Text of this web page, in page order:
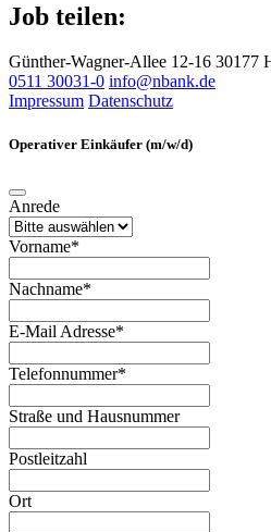
Job teilen:
Günther-Wagner-Allee 12-16 30177
0511 30031-0 info@nbank.de
Impressum Datenschutz
Operativer Einkäufer (m/w/d)
Anrede
Vorname*
Nachname*
E-Mail Adresse*
Telefonnummer*
Straße und Hausnummer
Postleitzahl
Ort